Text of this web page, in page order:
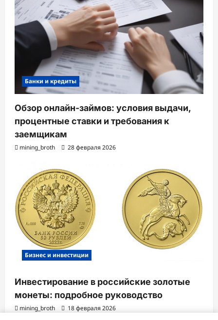
Банки и кредиты
Обзор онлайн-займов: условия выдачи,
процентные ставки и требования к
заемщикам
mining_broth 28 февраля 2026
Бизнес и инвестиции
Инвестирование в российские золотые
монеты: подробное руководство
mining_broth 18 февраля 2026